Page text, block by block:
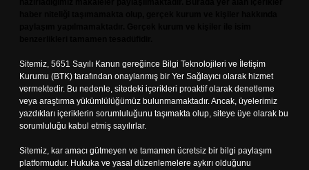
Sitemiz, 5651 Sayılı Kanun gereğince Bilgi Teknolojileri ve İletişim
Kurumu (BTK) tarafından onaylanmış bir Yer Sağlayıcı olarak hizmet
vermektedir. Bu nedenle, sitedeki içerikleri proaktif olarak denetleme
veya araştırma yükümlülüğümüz bulunmamaktadır. Ancak, üyelerimiz
yazdıkları içeriklerin sorumluluğunu taşımakta olup, siteye üye olarak bu
sorumluluğu kabul etmiş sayılırlar.
Sitemiz, kar amacı gütmeyen ve tamamen ücretsiz bir bilgi paylaşım
platformudur. Hukuka ve yasal düzenlemelere aykırı olduğunu